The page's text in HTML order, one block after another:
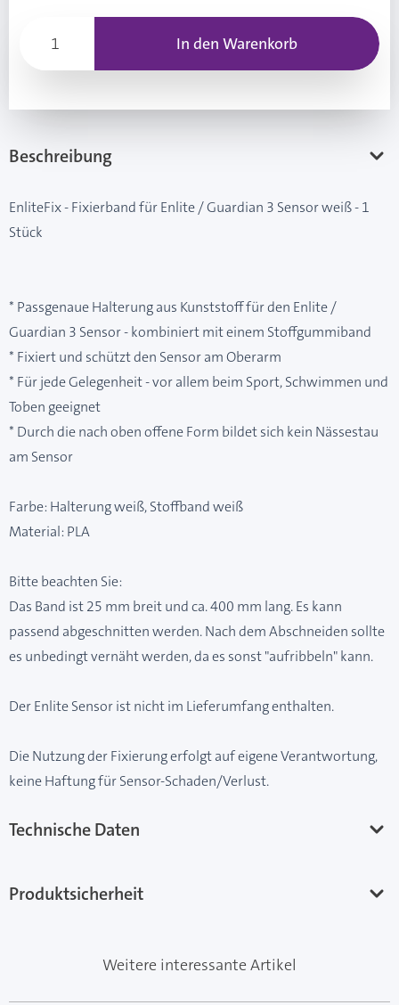
In den Warenkorb
Beschreibung
EnliteFix - Fixierband für Enlite / Guardian 3 Sensor weiß - 1
Stück
* Passgenaue Halterung aus Kunststoff für den Enlite /
Guardian 3 Sensor - kombiniert mit einem Stoffgummiband
* Fixiert und schützt den Sensor am Oberarm
* Für jede Gelegenheit - vor allem beim Sport, Schwimmen und
Toben geeignet
* Durch die nach oben offene Form bildet sich kein Nässestau
am Sensor
Farbe: Halterung weiß, Stoffband weiß
Material: PLA
Bitte beachten Sie:
Das Band ist 25 mm breit und ca. 400 mm lang. Es kann
passend abgeschnitten werden. Nach dem Abschneiden sollte
es unbedingt vernäht werden, da es sonst "aufribbeln" kann.
Der Enlite Sensor ist nicht im Lieferumfang enthalten.
Die Nutzung der Fixierung erfolgt auf eigene Verantwortung,
keine Haftung für Sensor-Schaden/Verlust.
Technische Daten
Produktsicherheit
Weitere interessante Artikel